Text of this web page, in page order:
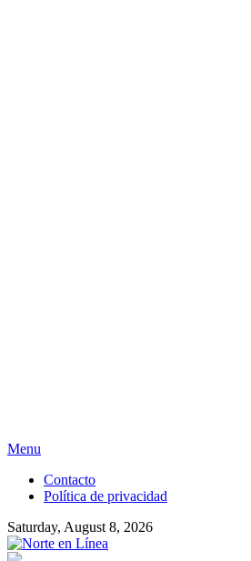
Skip
content
Menu
Contacto
Política de privacidad
Saturday, August 8, 2026